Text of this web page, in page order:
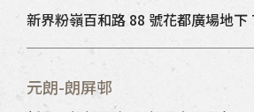
新界粉嶺百和路 88 號花都廣場地下
元朗-朗屏邨